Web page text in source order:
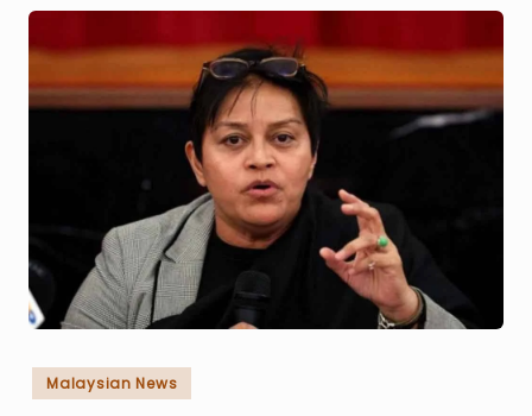
a
N
e
Posted
in
Malaysian News